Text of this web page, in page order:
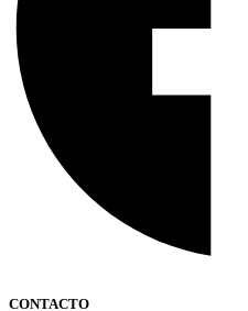
CONTACTO